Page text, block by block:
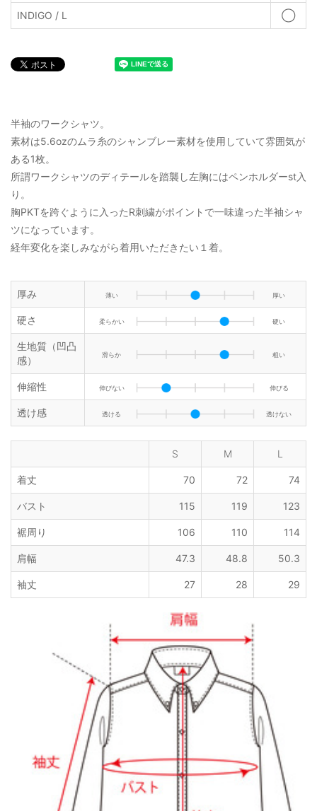
INDIGO / L ◯
半袖のワークシャツ。
素材は5.6ozのムラ糸のシャンブレー素材を使用していて雰囲気が
ある1枚。
所謂ワークシャツのディテールを踏襲し左胸にはペンホルダーst入
り。
胸PKTを跨ぐように入ったR刺繍がポイントで一味違った半袖シャ
ツになっています。
経年変化を楽しみながら着用いただきたい１着。
厚み 薄い 厚い
硬さ 柔らかい 硬い
生地質（凹凸
感）
滑らか 粗い
伸縮性 伸びない 伸びる
透け感 透ける 透けない
S M L
着丈 70 72 74
バスト 115 119 123
裾周り 106 110 114
肩幅 47.3 48.8 50.3
袖丈 27 28 29